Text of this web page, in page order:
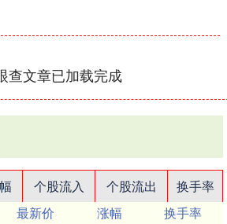
查文章已加载完成
个股流入 个股流出
换手率
最新价 涨幅
换手率